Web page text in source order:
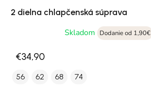
2 dielna chlapčenská súprava
Skladom
Dodanie od 1,90€
€34,90
56 62 68 74